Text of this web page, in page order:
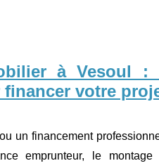
à Vesoul :
financer votre
un financement
emprunteur, le